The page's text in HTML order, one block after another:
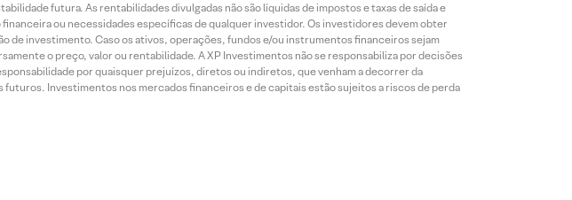
futura. As rentabilidades divulgadas não são líquidas de impostos e taxas de saída e
ou necessidades específicas de qualquer investidor. Os investidores devem obter
de investimento. Caso os ativos, operações, fundos e/ou instrumentos financeiros sejam
o preço, valor ou rentabilidade. A XP Investimentos não se responsabiliza por decisões
por quaisquer prejuízos, diretos ou indiretos, que venham a decorrer da
Investimentos nos mercados financeiros e de capitais estão sujeitos a riscos de perda